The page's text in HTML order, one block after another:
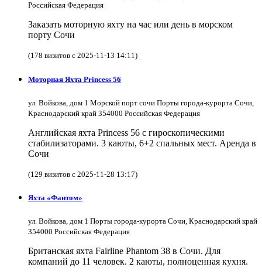
Российская Федерация
Заказать моторную яхту на час или день в морском
порту Сочи
(178 визитов с 2025-11-13 14:11)
Моторная Яхта Princess 56
ул. Войкова, дом 1 Морской порт сочи Порты города-курорта Сочи,
Краснодарский край 354000 Российская Федерация
Английская яхта Princess 56 с гироскопическими
стабилизаторами. 3 каюты, 6+2 спальных мест. Аренда в
Сочи
(129 визитов с 2025-11-28 13:17)
Яхта «Фантом»
ул. Войкова, дом 1 Порты города-курорта Сочи, Краснодарский край
354000 Российская Федерация
Британская яхта Fairline Phantom 38 в Сочи. Для
компаний до 11 человек. 2 каюты, полноценная кухня.